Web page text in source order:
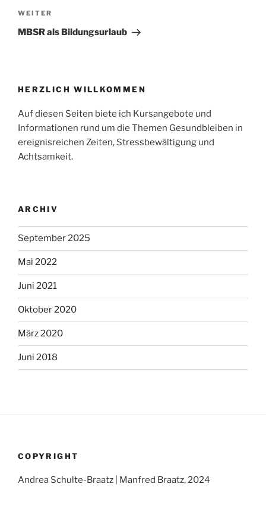
Nächster
Beitrag
WEITER
MBSR als Bildungsurlaub
HERZLICH WILLKOMMEN
Auf diesen Seiten biete ich Kursangebote und
Informationen rund um die Themen Gesundbleiben in
ereignisreichen Zeiten, Stressbewältigung und
Achtsamkeit.
ARCHIV
September 2025
Mai 2022
Juni 2021
Oktober 2020
März 2020
Juni 2018
COPYRIGHT
Andrea Schulte-Braatz | Manfred Braatz, 2024